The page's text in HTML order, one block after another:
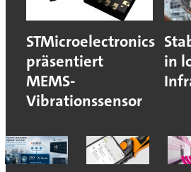
STMicroelectronics
präsentiert
MEMS-
Vibrationssensor
in